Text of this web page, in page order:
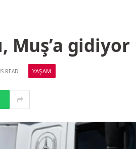
Muş’a gidiyor
READ YAŞAM